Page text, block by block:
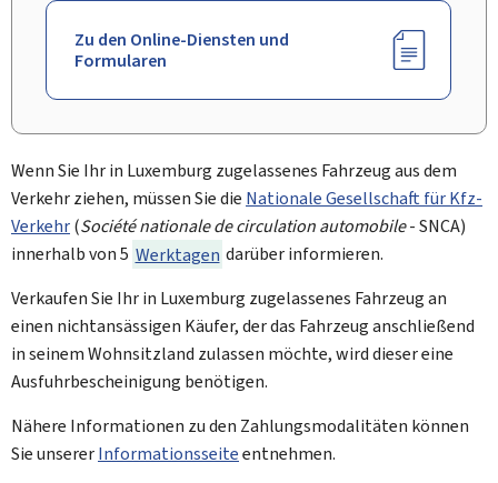
Zu den Online-Diensten und
Formularen
Wenn Sie Ihr in Luxemburg zugelassenes Fahrzeug aus dem
Verkehr ziehen, müssen Sie die Nationale Gesellschaft für Kfz-
Verkehr(Société nationale de circulation automobile- SNCA)
innerhalb von 5 Werktagen darüber informieren.
Verkaufen Sie Ihr in Luxemburg zugelassenes Fahrzeug an
einen nichtansässigen Käufer, der das Fahrzeug anschließend
in seinem Wohnsitzland zulassen möchte, wird dieser eine
Ausfuhrbescheinigung benötigen.
Nähere Informationen zu den Zahlungsmodalitäten können
Sie unsererInformationsseiteentnehmen.